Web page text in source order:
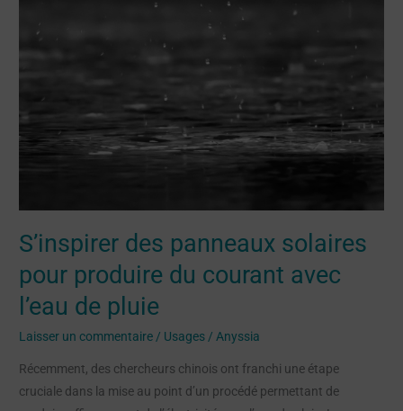
S’inspirer des panneaux solaires
pour produire du courant avec
l’eau de pluie
Laisser un commentaire / Usages / Anyssia
Récemment, des chercheurs chinois ont franchi une étape
cruciale dans la mise au point d’un procédé permettant de
pour
avec
l’eau